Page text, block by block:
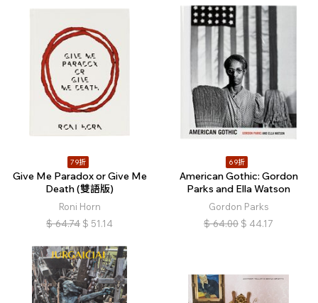
79折
Give Me Paradox or Give Me
Death (雙語版)
Roni Horn
$ 64.74 $ 51.14
69折
American Gothic: Gordon
Parks and Ella Watson
Gordon Parks
$ 64.00 $ 44.17